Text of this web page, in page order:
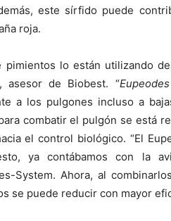
este sírfido puede
roja.
pimientos lo están utilizando
asesor de Biobest. “
a los pulgones incluso a
combatir el pulgón se está
el control biológico. “El
ya contábamos con la
System. Ahora, al
se puede reducir con mayor